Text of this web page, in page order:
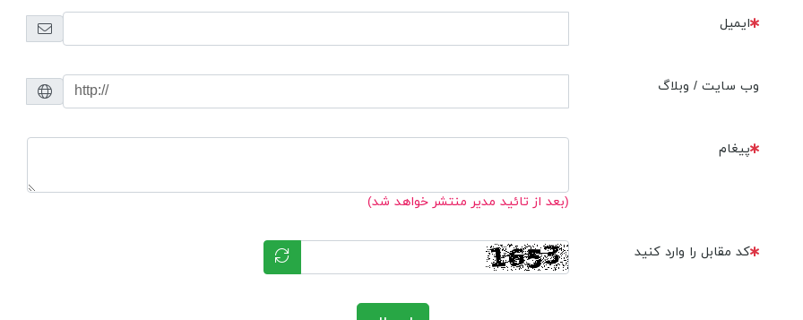
ایمیل
وب سایت / وبلاگ
پیغام
(بعد از تائید مدیر منتشر خواهد شد)
کد مقابل را وارد کنید